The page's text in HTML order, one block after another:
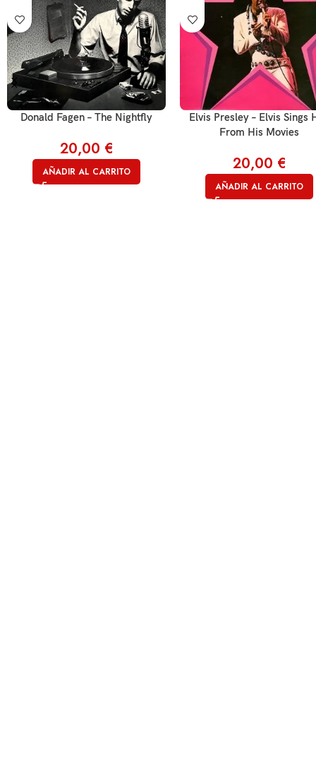
Donald Fagen – The Nightfly
20,00 €
AÑADIR AL CARRITO
Elvis Presley – Elvis Sings
From His Movies
20,00 €
AÑADIR AL CARRITO